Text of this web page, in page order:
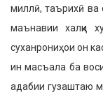
миллӣ, таърихӣ ва
маънавии халқи
суханрониҳои он
ин масъала ба
адабии гузаштаю